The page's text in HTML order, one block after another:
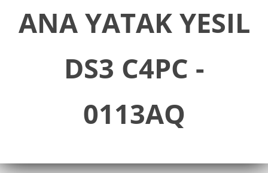
Forum
ANA YATAK YESIL
DS3 C4PC -
0113AQ